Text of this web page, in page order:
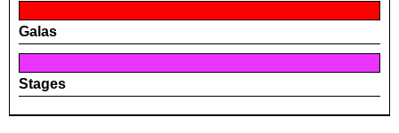
Galas
Stages